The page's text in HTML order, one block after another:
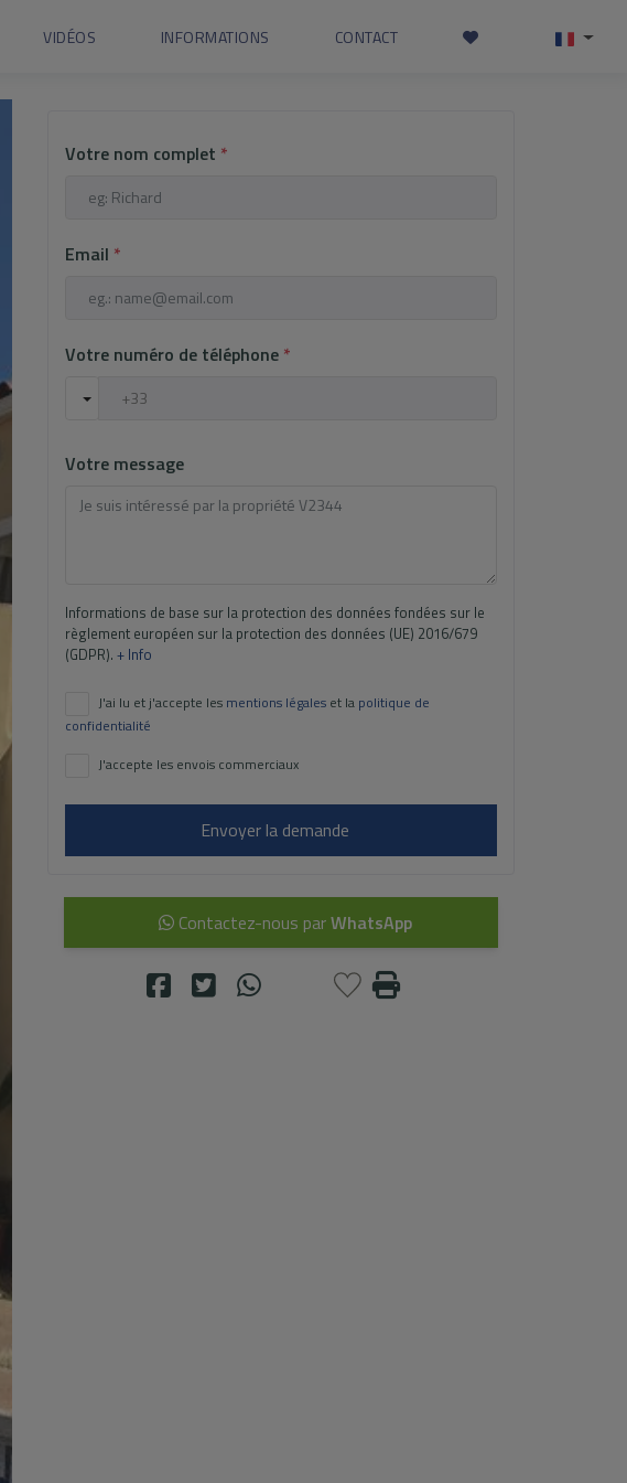
VIDÉOS INFORMATIONS CONTACT
Votre nom complet *
Email *
Votre numéro de téléphone *
Votre message
Informations de base sur la protection des données fondées sur le
règlement européen sur la protection des données (UE) 2016/679
(GDPR). + Info
J'ai lu et j'accepte les mentions légales et la politique de
confidentialité
J'accepte les envois commerciaux
Envoyer la demande
Contactez-nous parWhatsApp